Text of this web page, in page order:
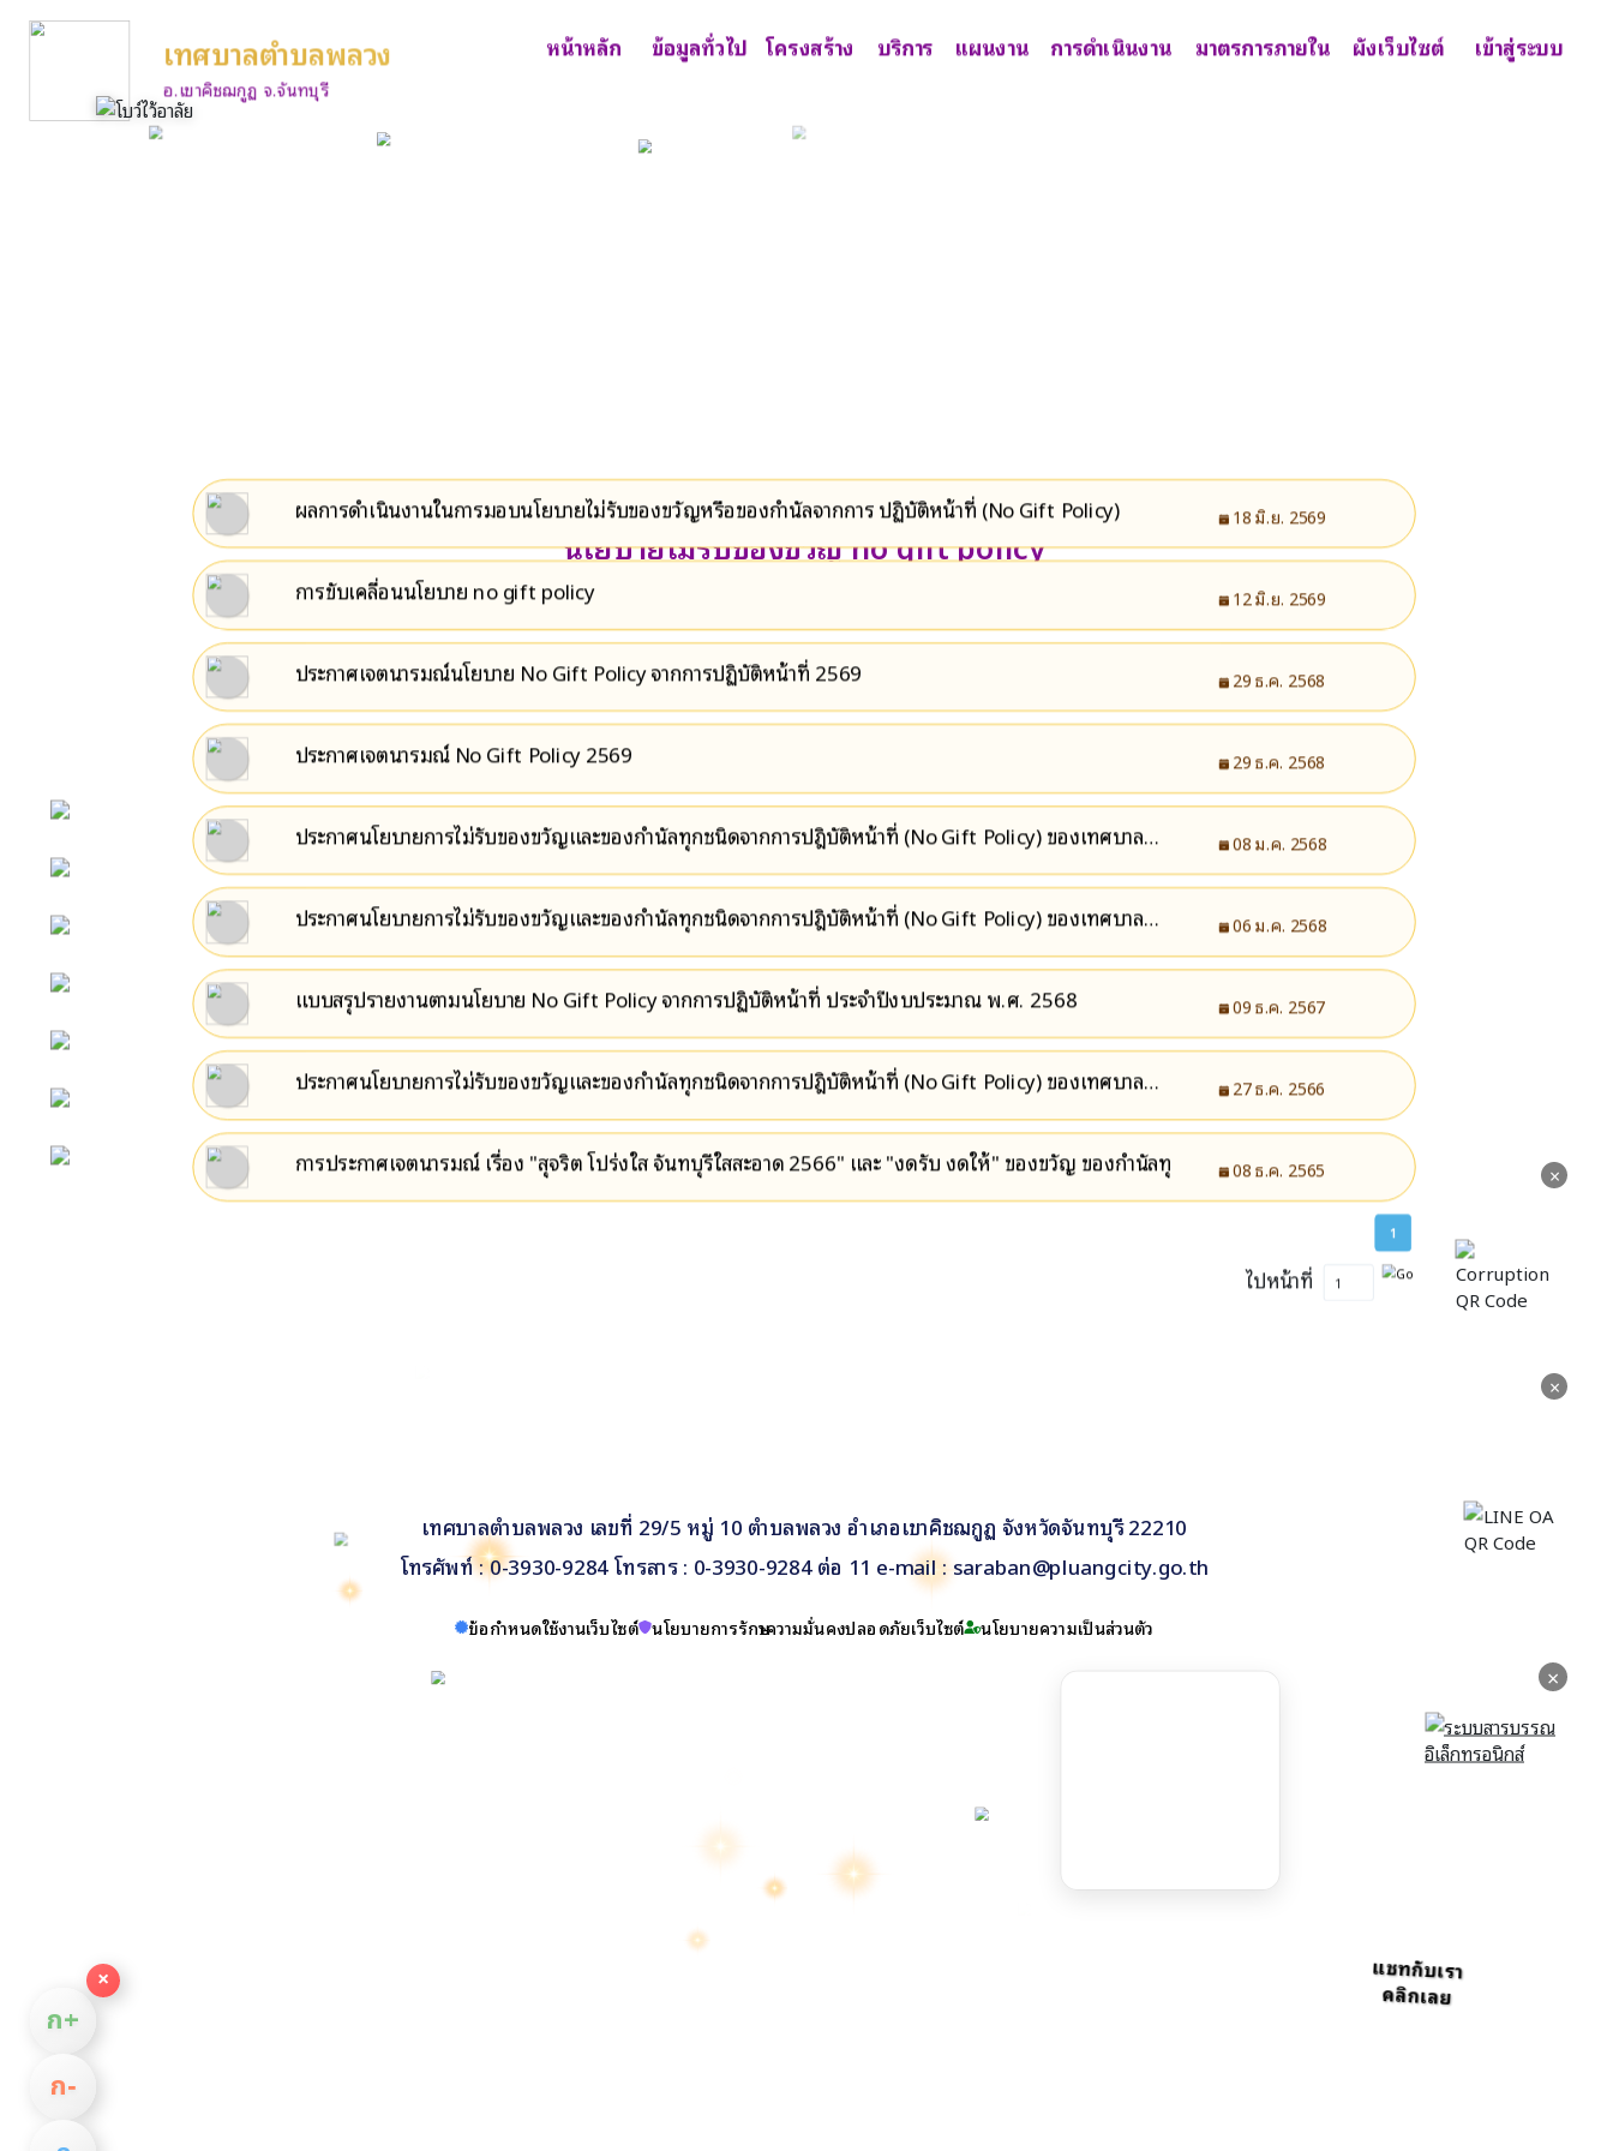
×
แชทกับเรา
คลิกเลย
เทศบาลตำบลพลวง
อ.เขาคิชฌกูฏ จ.จันทบุรี
หน้าหลัก ข้อมูลทั่วไป โครงสร้าง บริการ แผนงาน การดำเนินงาน มาตรการภายใน ผังเว็บไซต์ เข้าสู่ระบบ
นโยบายไม่รับของขวัญ no gift policy
ผลการดำเนินงานในการมอบนโยบายไม่รับของขวัญหรือของกำนัลจากการ ปฏิบัติหน้าที่ (No Gift Policy) 18 มิ.ย. 2569
การขับเคลื่อนนโยบาย no gift policy 12 มิ.ย. 2569
ประกาศเจตนารมณ์นโยบาย No Gift Policy จากการปฏิบัติหน้าที่ 2569 29 ธ.ค. 2568
ประกาศเจตนารมณ์ No Gift Policy 2569 29 ธ.ค. 2568
ประกาศนโยบายการไม่รับของขวัญและของกำนัลทุกชนิดจากการปฎิบัติหน้าที่ (No Gift Policy) ของเทศบาล
ตำบลพลว
08 ม.ค. 2568
ประกาศนโยบายการไม่รับของขวัญและของกำนัลทุกชนิดจากการปฎิบัติหน้าที่ (No Gift Policy) ของเทศบาล
ตำบลพลว
06 ม.ค. 2568
แบบสรุปรายงานตามนโยบาย No Gift Policy จากการปฏิบัติหน้าที่ ประจำปีงบประมาณ พ.ศ. 2568 09 ธ.ค. 2567
ประกาศนโยบายการไม่รับของขวัญและของกำนัลทุกชนิดจากการปฎิบัติหน้าที่ (No Gift Policy) ของเทศบาล
ตำบลพลว
27 ธ.ค. 2566
การประกาศเจตนารมณ์ เรื่อง "สุจริต โปร่งใส จันทบุรีใสสะอาด 2566" และ "งดรับ งดให้" ของขวัญ ของกำนัลทุ 08 ธ.ค. 2565
1
ไปหน้าที่
เทศบาลตำบลพลวง เลขที่ 29/5 หมู่ 10 ตำบลพลวง อำเภอเขาคิชฌกูฏ จังหวัดจันทบุรี 22210
โทรศัพท์ : 0-3930-9284 โทรสาร : 0-3930-9284 ต่อ 11 e-mail : saraban@pluangcity.go.th
ข้อกำหนดใช้งานเว็บไซต์ นโยบายการรักษาความมั่นคงปลอดภัยเว็บไซต์ นโยบายความเป็นส่วนตัว
×
ก+
ก−
×
×